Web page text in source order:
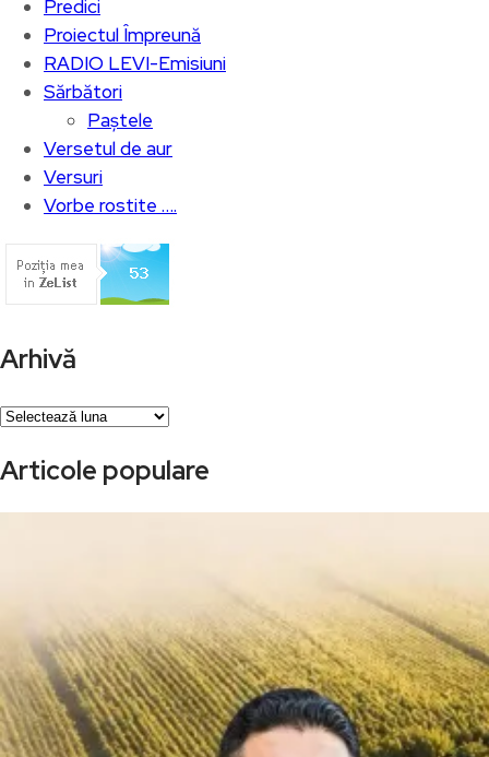
Predici
Proiectul Împreună
RADIO LEVI-Emisiuni
Sărbători
Paștele
Versetul de aur
Versuri
Vorbe rostite ….
Arhivă
Arhivă
Articole populare